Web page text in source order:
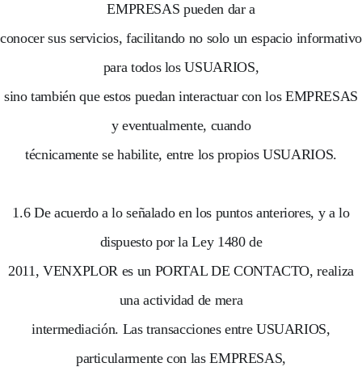
EMPRESAS pueden dar a
conocer sus servicios, facilitando no solo un espacio informativo
para todos los USUARIOS,
sino también que estos puedan interactuar con los EMPRESAS
y eventualmente, cuando
técnicamente se habilite, entre los propios USUARIOS.
1.6 De acuerdo a lo señalado en los puntos anteriores, y a lo
dispuesto por la Ley 1480 de
2011, VENXPLOR es un PORTAL DE CONTACTO, realiza
una actividad de mera
intermediación. Las transacciones entre USUARIOS,
particularmente con las EMPRESAS,